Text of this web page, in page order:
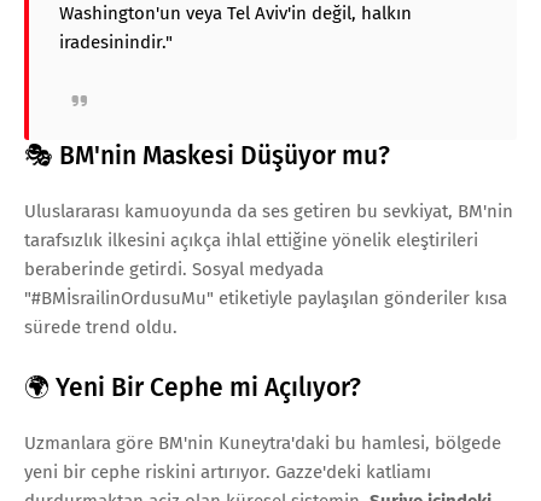
Washington'un veya Tel Aviv'in değil, halkın
iradesinindir."
🎭 BM'nin Maskesi Düşüyor mu?
Uluslararası kamuoyunda da ses getiren bu sevkiyat, BM'nin
tarafsızlık ilkesini açıkça ihlal ettiğine yönelik eleştirileri
beraberinde getirdi. Sosyal medyada
"#BMİsrailinOrdusuMu" etiketiyle paylaşılan gönderiler kısa
sürede trend oldu.
🌍 Yeni Bir Cephe mi Açılıyor?
Uzmanlara göre BM'nin Kuneytra'daki bu hamlesi, bölgede
yeni bir cephe riskini artırıyor. Gazze'deki katliamı